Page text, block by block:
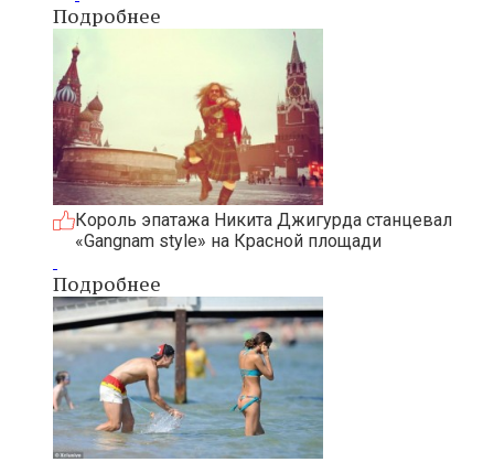
Подробнее
Король эпатажа Никита Джигурда станцевал
«Gangnam style» на Красной площади
Подробнее